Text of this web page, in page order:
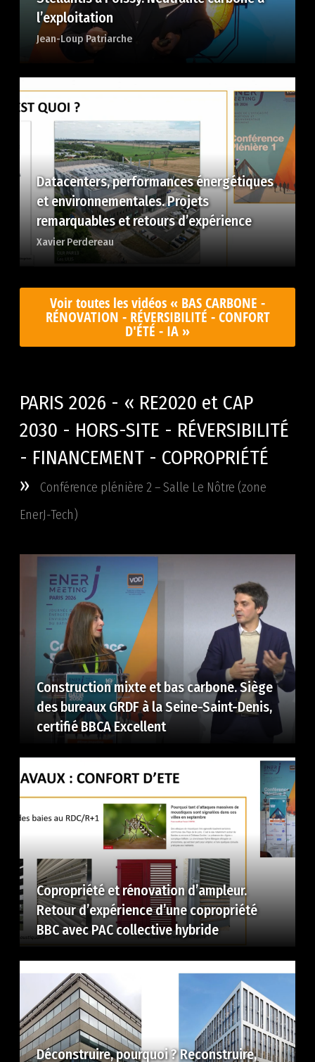
l’exploitation
Jean-Loup Patriarche
Datacenters, performances énergétiques
et environnementales. Projets
remarquables et retours d’expérience
Xavier Perdereau
Voir toutes les vidéos « BAS CARBONE -
RÉNOVATION - RÉVERSIBILITÉ - CONFORT
D'ÉTÉ - IA »
PARIS 2026 - « RE2020 et CAP
2030 - HORS-SITE - RÉVERSIBILITÉ
- FINANCEMENT - COPROPRIÉTÉ
»
Conférence plénière 2 – Salle Le Nôtre (zone
EnerJ-Tech)
Construction mixte et bas carbone. Siège
des bureaux GRDF à la Seine-Saint-Denis,
certifié BBCA Excellent
Copropriété et rénovation d’ampleur.
Retour d’expérience d’une copropriété
BBC avec PAC collective hybride
Déconstruire, pourquoi ? Reconstruire,